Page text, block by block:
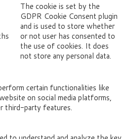
The cookie is set by the
GDPR Cookie Consent plugin
and is used to store whether
or not user has consented to
the use of cookies. It does
not store any personal data.
certain functionalities like
on social media platforms,
third-party features.